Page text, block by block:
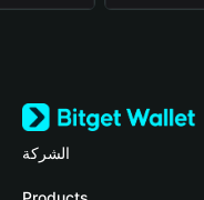
الشركة